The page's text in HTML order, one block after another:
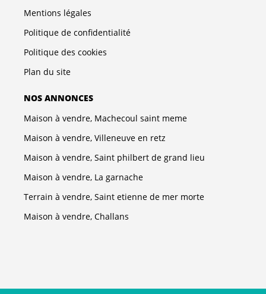
Mentions légales
Politique de confidentialité
Politique des cookies
Plan du site
NOS ANNONCES
Maison à vendre, Machecoul saint meme
Maison à vendre, Villeneuve en retz
Maison à vendre, Saint philbert de grand lieu
Maison à vendre, La garnache
Terrain à vendre, Saint etienne de mer morte
Maison à vendre, Challans